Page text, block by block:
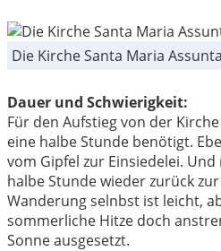
Die Kirche Santa Maria
Dauer und Schwierigkeit:
Für den Aufstieg von der
eine halbe Stunde benötigt.
vom Gipfel zur Einsiedelei.
halbe Stunde wieder zurück
Wanderung selnbst ist leicht,
sommerliche Hitze doch
Sonne ausgesetzt.